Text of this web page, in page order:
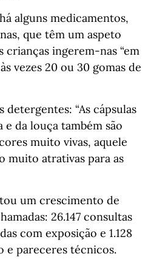
alguns medicamentos,
que têm um aspeto
crianças ingerem-nas “em
vezes 20 ou 30 gomas de
detergentes: “As cápsulas
e da louça também são
muito vivas, aquele
muito atrativas para as
um crescimento de
26.147 consultas
com exposição e 1.128
e pareceres técnicos.